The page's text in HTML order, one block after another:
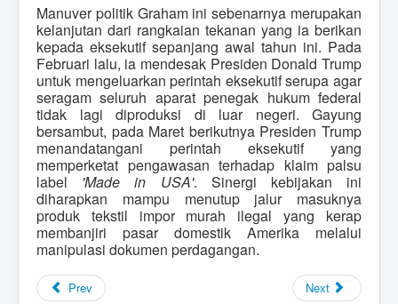
Manuver politik Graham ini sebenarnya merupakan
kelanjutan dari rangkaian tekanan yang ia berikan
kepada eksekutif sepanjang awal tahun ini. Pada
Februari lalu, ia mendesak Presiden Donald Trump
untuk mengeluarkan perintah eksekutif serupa agar
seragam seluruh aparat penegak hukum federal
tidak lagi diproduksi di luar negeri. Gayung
bersambut, pada Maret berikutnya Presiden Trump
menandatangani perintah eksekutif yang
memperketat pengawasan terhadap klaim palsu
label 'Made in USA'. Sinergi kebijakan ini
diharapkan mampu menutup jalur masuknya
produk tekstil impor murah ilegal yang kerap
membanjiri pasar domestik Amerika melalui
manipulasi dokumen perdagangan.
Prev Next